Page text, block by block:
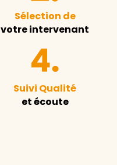
Sélection de
votre intervenant
Suivi Qualité
et écoute